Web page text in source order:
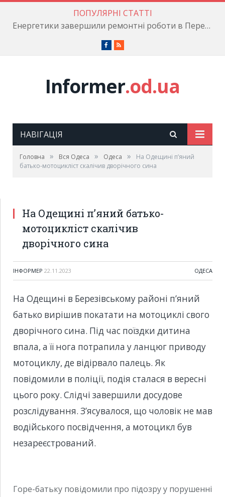
ПОПУЛЯРНІ СТАТТІ
Енергетики завершили ремонтні роботи в Пересипському районі
Facebook
RSS
Informer.od.ua
НАВІГАЦІЯ
Головна » Вся Одеса » Одеса »
На Одещині п’яний
батько-мотоцикліст скалічив дворічного сина
На Одещині п’яний батько-
мотоцикліст скалічив
дворічного сина
ІНФОРМЕР 22.11.2023 ОДЕСА
На Одещині в Березівському районі п’яний
батько вирішив покатати на мотоциклі свого
дворічного сина. Під час поїздки дитина
впала, а її нога потрапила у ланцюг приводу
мотоциклу, де відірвало палець. Як
повідомили в поліції, подія сталася в вересні
цього року. Слідчі завершили досудове
розслідування. З’ясувалося, що чоловік не мав
водійського посвідчення, а мотоцикл був
незареєстрований.
Горе-батьку повідомили про підозру у порушенні